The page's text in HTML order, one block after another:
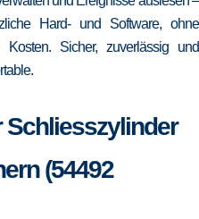
Hard- und Software, ohne
Kosten. Sicher, zuverlässig und
Schliesszylinder
(54492